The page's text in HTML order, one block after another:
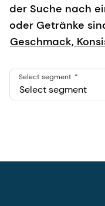
der Suche nach
oder Getränke
Geschmack,
Select segment
Select segment